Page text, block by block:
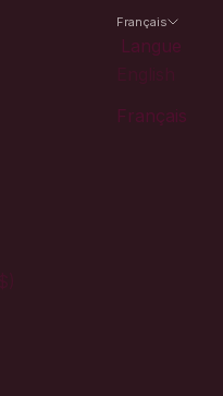
Français
Langue
Français